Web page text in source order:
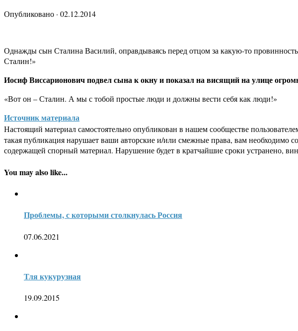
Опубликовано · 02.12.2014
Однажды сын Сталина Василий, оправдываясь перед отцом за какую-то
Сталин!»
Иосиф Виссарионович подвел сына к окну и показал на висящий на улице
«Вот он – Сталин. А мы с тобой простые люди и должны вести себя как люди!»
Источник материала
Настоящий материал самостоятельно опубликован в нашем сообществе
такая публикация нарушает ваши авторские и/или смежные права, вам необходимо
содержащей спорный материал. Нарушение будет в кратчайшие сроки устранено,
You may also like...
Проблемы, с которыми столкнулась Россия
07.06.2021
Тля кукурузная
19.09.2015